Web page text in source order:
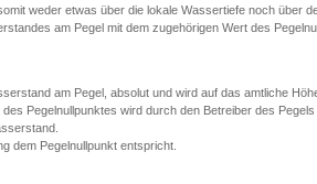
weder etwas über die lokale Wassertiefe noch über
am Pegel mit dem zugehörigen Wert des
am Pegel, absolut und wird auf das amtliche
Pegelnullpunktes wird durch den Betreiber des
dem Pegelnullpunkt entspricht.